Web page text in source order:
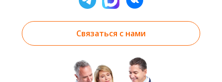
Связаться с нами